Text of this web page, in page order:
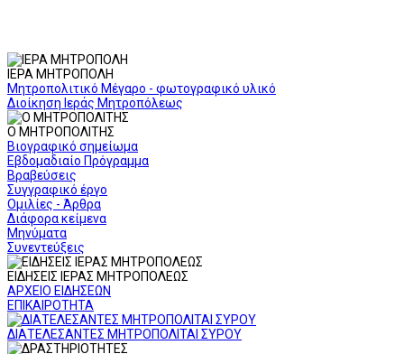
ΙΕΡΑ ΜΗΤΡΟΠΟΛΗ
Μητροπολιτικό Μέγαρο - φωτογραφικό υλικό
Διοίκηση Ιεράς Μητροπόλεως
Ο ΜΗΤΡΟΠΟΛΙΤΗΣ
Βιογραφικό σημείωμα
Εβδομαδιαίο Πρόγραμμα
Βραβεύσεις
Συγγραφικό έργο
Ομιλίες - Άρθρα
Διάφορα κείμενα
Μηνύματα
Συνεντεύξεις
ΕΙΔΗΣΕΙΣ ΙΕΡΑΣ ΜΗΤΡΟΠΟΛΕΩΣ
ΑΡΧΕΙΟ ΕΙΔΗΣΕΩΝ
ΕΠΙΚΑΙΡΟΤΗΤΑ
ΔΙΑΤΕΛΕΣΑΝΤΕΣ ΜΗΤΡΟΠΟΛΙΤΑΙ ΣΥΡΟΥ